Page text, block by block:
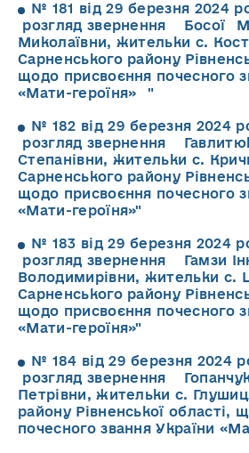
№ 181 від 29 березня 2024
розгляд звернення Босої
Миколаївни, жительки с.
Сарненського району
щодо присвоєння почесного
«Мати-героїня» "
№ 182 від 29 березня 2024
розгляд звернення
Степанівни, жительки с.
Сарненського району
щодо присвоєння почесного
«Мати-героїня»"
№ 183 від 29 березня 2024
розгляд звернення Гамзи
Володимирівни, жительки с.
Сарненського району
щодо присвоєння почесного
«Мати-героїня»"
№ 184 від 29 березня 2024
розгляд звернення
Петрівни, жительки с.
району Рівненської області,
почесного звання України